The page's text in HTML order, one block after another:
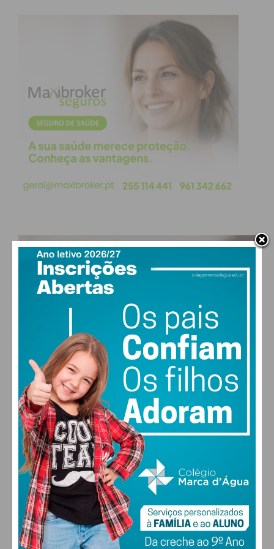
atualizada.
Eu li e concordo com os
termos e
condições
PAÇOS DE FERREIRA
17°
clear sky
MAX 17 • MIN 17
30°
SEX
28
SÁB
27 °
DOM
29 °
SEG
FARMACIAS DE SERVIÇO EM PAÇOS DE
FERREIRA